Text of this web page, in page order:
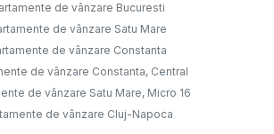
de vânzare Bucuresti
de vânzare Satu Mare
de vânzare Constanta
de vânzare Constanta, Central
de vânzare Satu Mare, Micro 16
de vânzare Cluj-Napoca